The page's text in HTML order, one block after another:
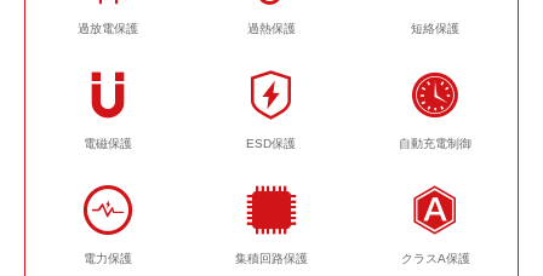
過放電保護 過熱保護 短絡保護
電磁保護 ESD保護 自動充電制御
電力保護 集積回路保護 クラスA保護